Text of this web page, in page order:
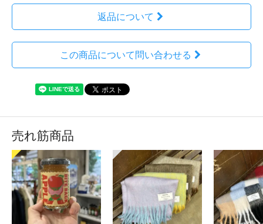
返品について
この商品について問い合わせる
売れ筋商品